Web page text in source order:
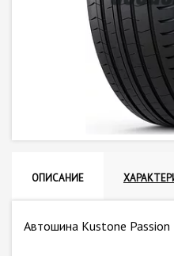
ОПИСАНИЕ
Автошина Kustone